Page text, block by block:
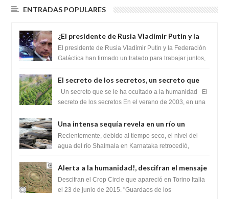
ENTRADAS POPULARES
¿El presidente de Rusia Vladímir Putin y la
Federación Galactica han firmado un
tratado para acabar con los Sionistas?
El presidente de Rusia Vladímir Putin y la Federación
Galáctica han firmado un tratado para trabajar juntos,
El secreto de los secretos, un secreto que
cambiaría por completo el destino de la
humanidad
Un secreto que se le ha ocultado a la humanidad El
secreto de los secretos En el verano de 2003, en una
Una intensa sequía revela en un río un
impresionante hallazgo de miles de Shiva
Lingas
Recientemente, debido al tiempo seco, el nivel del
agua del río Shalmala en Karnataka retrocedió,
Alerta a la humanidad!, descifran el mensaje
del Crop Circle de Torino ,Italia
Descifran el Crop Circle que apareció en Torino Italia
el 23 de junio de 2015. "Guardaos de los